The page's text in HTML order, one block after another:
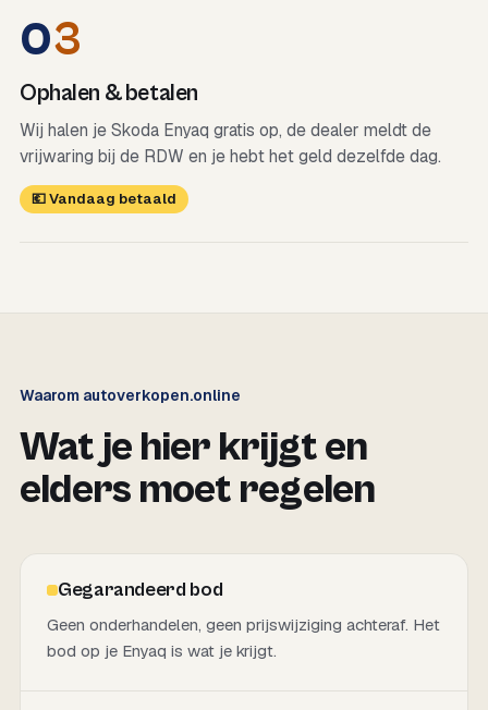
03
Ophalen & betalen
Wij halen je Skoda Enyaq gratis op, de dealer meldt de
vrijwaring bij de RDW en je hebt het geld dezelfde dag.
💶 Vandaag betaald
Waarom autoverkopen.online
Wat je hier krijgt en
elders moet regelen
Gegarandeerd bod
Geen onderhandelen, geen prijswijziging achteraf. Het
bod op je Enyaq is wat je krijgt.